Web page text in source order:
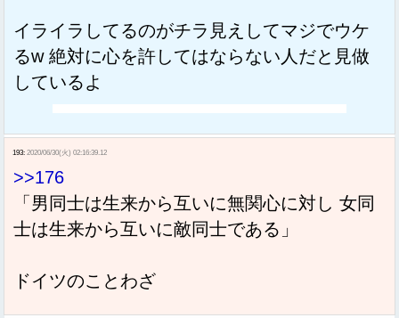
イライラしてるのがチラ見えしてマジでウケ
るw 絶対に心を許してはならない人だと見做
しているよ
193: 2020/06/30(火) 02:16:39.12
>>176
「男同士は生来から互いに無関心に対し 女同
士は生来から互いに敵同士である」
ドイツのことわざ